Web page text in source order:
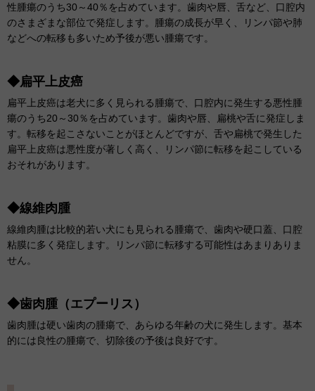
性腫瘍のうち30～40％を占めています。 歯肉や唇、舌など、口腔内
のさまざまな部位で発症します。腫瘍の成長が早く、リンパ節や肺
などへの転移も多いため予後が悪い腫瘍です。
◆扁平上皮癌
扁平上皮癌は老犬に多く見られる腫瘍で、 口腔内に発生する悪性腫
瘍のうち20～30％を占めています。 歯肉や唇、扁桃や舌に発症しま
す。 転移を起こさないことがほとんどですが、 舌や扁桃で発生した
扁平上皮癌は悪性度が著しく高く、リンパ節に転移を起こしている
おそれがあります。
◆線維肉腫
線維肉腫は比較的若い犬にも見られる腫瘍で、歯肉や硬口蓋、口腔
粘膜に多く発症します。リンパ節に転移する可能性はあまりありま
せん。
◆歯肉腫（エプーリス）
歯肉腫は硬い歯肉の腫瘍で、あらゆる年齢の犬に発生します。基本
的には良性の腫瘍で、 切除後の予後は良好です。